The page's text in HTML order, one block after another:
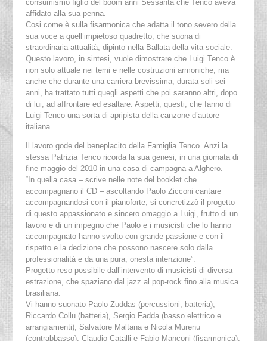
consumismo figlio del boom anni Sessanta che Tenco aveva
affidato alla sua penna.
Cosi come è sulla fisarmonica che adatta il tono severo della
sua voce a quell’impietoso quadretto, che suona di
straordinaria attualità, dipinto nella Ballata della vita sociale.
Questo lavoro, in sintesi, vuole dimostrare che Luigi Tenco è
non solo attuale nei temi e nelle costruzioni armoniche, ma
anche che durante una carriera brevissima, durata soli sei
anni, ha trattato tutti quegli aspetti che poi saranno altri, dopo
di lui, ad affrontare ed esaltare. Aspetti, questi, che fanno di
Luigi Tenco una sorta di apripista della canzone d’autore
italiana.
Il lavoro gode del beneplacito della Famiglia Tenco. Anzi la
stessa Patrizia Tenco ricorda la sua genesi, in una giornata di
fine maggio del 2010 in una casa di campagna a Alghero.
“In quella casa – scrive nelle note del booklet che
accompagnano il CD – ascoltando Paolo Zicconi cantare
accompagnandosi con il pianoforte, si concretizzò il progetto
di questo appassionato e sincero omaggio a Luigi, frutto di un
lavoro e di un impegno che Paolo e i musicisti che lo hanno
accompagnato hanno svolto con grande passione e con il
rispetto e la dedizione che possono nascere solo dalla
professionalità e da una pura, onesta intenzione”.
Progetto reso possibile dall’intervento di musicisti di diversa
estrazione, che spaziano dal jazz al pop-rock fino alla musica
brasiliana.
Vi hanno suonato Paolo Zuddas (percussioni, batteria),
Riccardo Collu (batteria), Sergio Fadda (basso elettrico e
arrangiamenti), Salvatore Maltana e Nicola Murenu
(contrabbasso), Claudio Catalli e Fabio Manconi (fisarmonica),